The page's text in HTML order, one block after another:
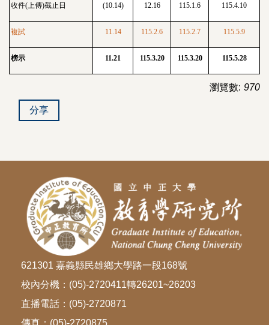
收件(上傳)截止日 (10.14) 12.16 115.1.6 115.4.10
複試 11.14 115.2.6 115.2.7 115.5.9
榜示 11.21 115.3.20 115.3.20 115.5.28
瀏覽數: 970
分享
621301 嘉義縣民雄鄉大學路一段168號
校內分機：(05)-2720411轉26201~26203
直播電話：(05)-2720871
傳真：(05)-2720875